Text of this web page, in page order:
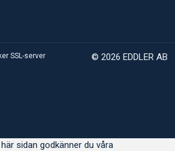
© 2026 EDDLER AB
SSL-server
sidan godkänner du våra